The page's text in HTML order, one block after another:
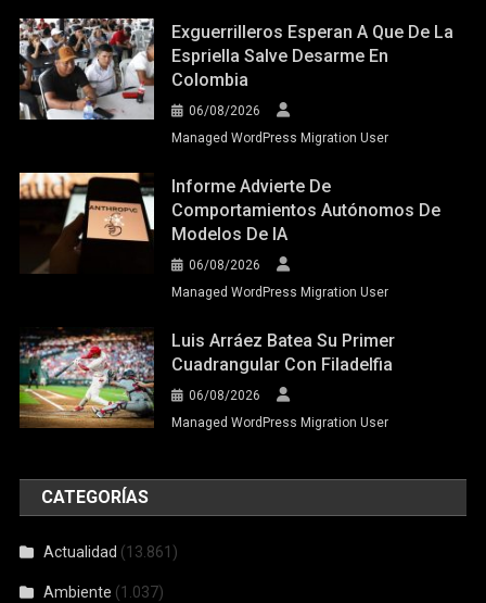
Exguerrilleros Esperan A Que De La
Espriella Salve Desarme En
Colombia
06/08/2026
Managed WordPress Migration User
Informe Advierte De
Comportamientos Autónomos De
Modelos De IA
06/08/2026
Managed WordPress Migration User
Luis Arráez Batea Su Primer
Cuadrangular Con Filadelfia
06/08/2026
Managed WordPress Migration User
CATEGORÍAS
Actualidad (13.861)
Ambiente (1.037)